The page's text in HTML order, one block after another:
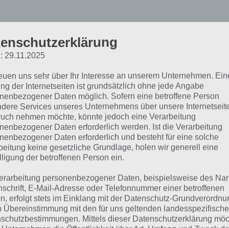
2019: Von
wir zunächst zu den Smartphone Empfehlungen
29.11.2025
uns sehr über Ihr Interesse an unserem Unternehmen.
der Internetseiten ist grundsätzlich ohne jede Angabe
Daten möglich. Sofern eine betroffene Person
Services unseres Unternehmens über unsere
nehmen möchte, könnte jedoch eine Verarbeitung
Daten erforderlich werden. Ist die Verarbeitung
Daten erforderlich und besteht für eine solche
keine gesetzliche Grundlage, holen wir generell eine
der betroffenen Person ein.
personenbezogener Daten, beispielsweise des
E-Mail-Adresse oder Telefonnummer einer betroffenen
erfolgt stets im Einklang mit der Datenschutz-
Übereinstimmung mit den für uns geltenden
Mittels dieser Datenschutzerklärung